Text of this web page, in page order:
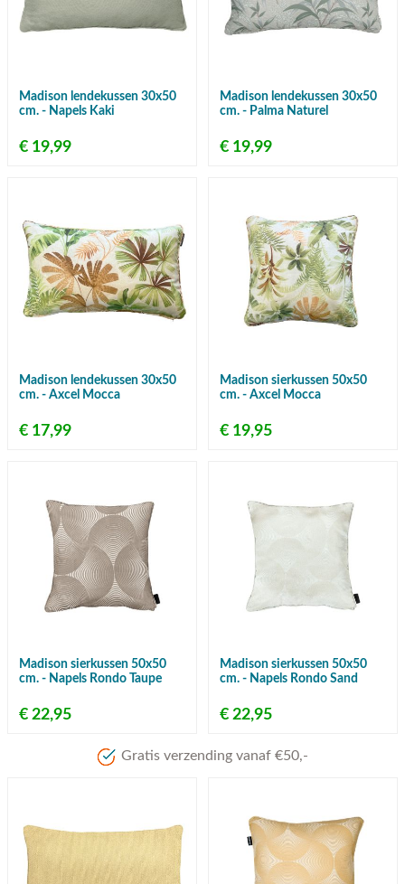
Madison lendekussen 30x50
cm. - Napels Kaki
€ 19,99
Madison lendekussen 30x50
cm. - Palma Naturel
€ 19,99
Madison lendekussen 30x50
cm. - Axcel Mocca
€ 17,99
Madison sierkussen 50x50
cm. - Axcel Mocca
€ 19,95
Madison sierkussen 50x50
cm. - Napels Rondo Taupe
€ 22,95
Madison sierkussen 50x50
cm. - Napels Rondo Sand
€ 22,95
Meer dan 80 jaar ervaring